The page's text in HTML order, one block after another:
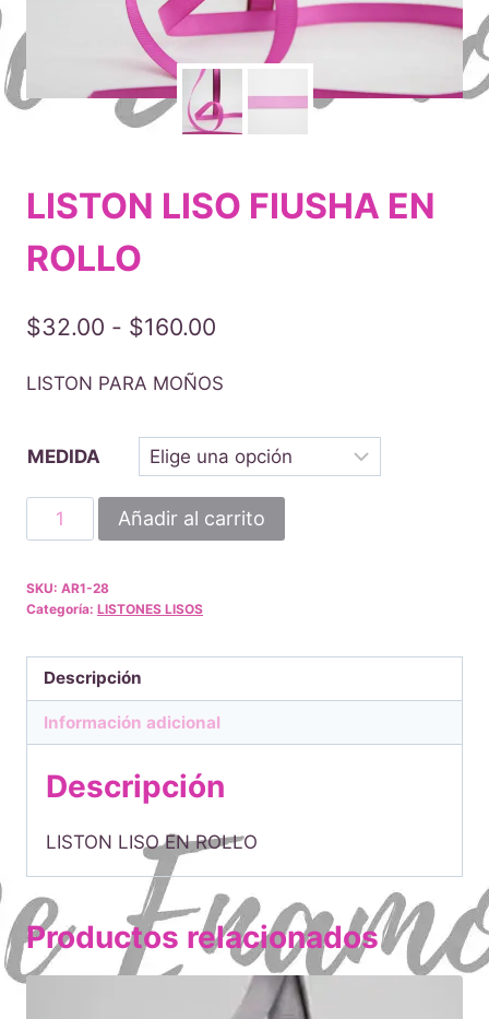
LISTON LISO FIUSHA EN
ROLLO
$32.00 - $160.00
precios:
desde
$32.00
hasta
$160.00
LISTON PARA MOÑOS
MEDIDA
LISTON
LISO
EN
cantidad
Añadir al carrito
SKU: AR1-28
Categoría: LISTONES LISOS
Descripción
Información adicional
Descripción
LISTON LISO EN ROLLO
Productos relacionados